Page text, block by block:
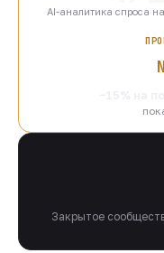
AI-аналитика спроса
Закрытое